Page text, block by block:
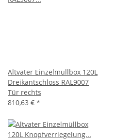
Altvater Einzelmüllbox 120L
Dreikantschloss RAL9007
Tür rechts
810,63 € *